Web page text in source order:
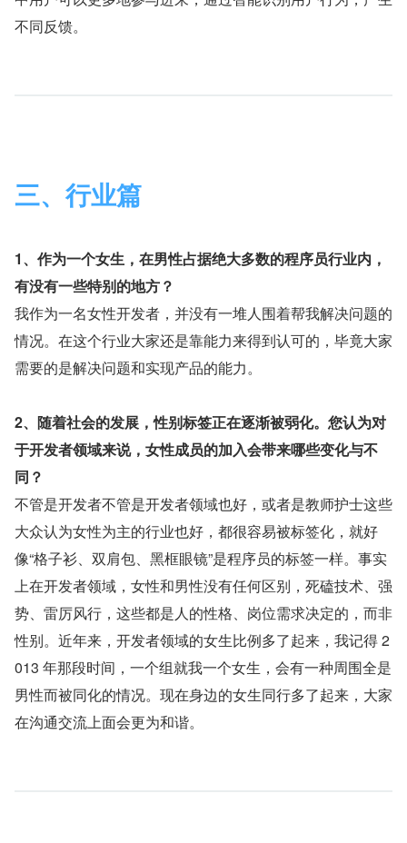
不同反馈。
三、行业篇
1、作为一个女生，在男性占据绝大多数的程序员行业内，
有没有一些特别的地方？
我作为一名女性开发者，并没有一堆人围着帮我解决问题的
情况。在这个行业大家还是靠能力来得到认可的，毕竟大家
需要的是解决问题和实现产品的能力。
2、随着社会的发展，性别标签正在逐渐被弱化。您认为对
于开发者领域来说，女性成员的加入会带来哪些变化与不
同？
不管是开发者不管是开发者领域也好，或者是教师护士这些
大众认为女性为主的行业也好，都很容易被标签化，就好
像“格子衫、双肩包、黑框眼镜”是程序员的标签一样。事实
上在开发者领域，女性和男性没有任何区别，死磕技术、强
势、雷厉风行，这些都是人的性格、岗位需求决定的，而非
性别。近年来，开发者领域的女生比例多了起来，我记得 2
013 年那段时间，一个组就我一个女生，会有一种周围全是
男性而被同化的情况。现在身边的女生同行多了起来，大家
在沟通交流上面会更为和谐。